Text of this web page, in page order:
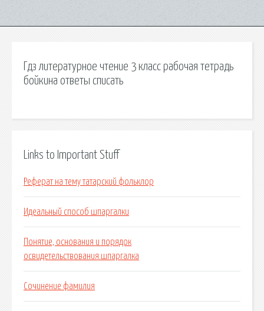
Гдз литературное чтение 3 класс рабочая тетрадь
бойкина ответы списать
Links to Important Stuff
Реферат на тему татарский фольклор
Идеальный способ шпаргалки
Понятие, основания и порядок
освидетельствования.шпаргалка
Сочинение фамилия